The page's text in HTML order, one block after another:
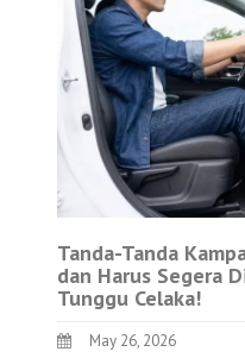
Tanda-Tanda
dan Harus Segera
Tunggu Celaka!
May 26, 2026